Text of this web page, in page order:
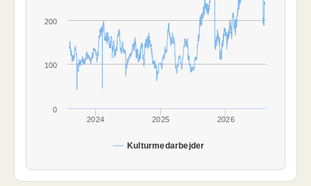
Kulturmedarbejder
2024 2025 2026
0
100
200